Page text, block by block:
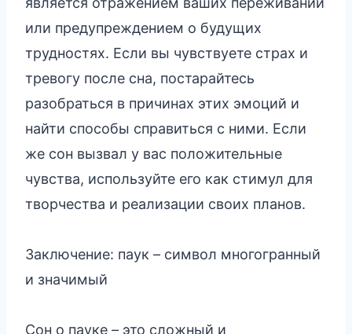
или предупреждением о будущих
трудностях. Если вы чувствуете страх и
тревогу после сна, постарайтесь
разобраться в причинах этих эмоций и
найти способы справиться с ними. Если
же сон вызвал у вас положительные
чувства, используйте его как стимул для
творчества и реализации своих планов.
Заключение: паук – символ многогранный
и значимый
Сон о пауке – это сложный и